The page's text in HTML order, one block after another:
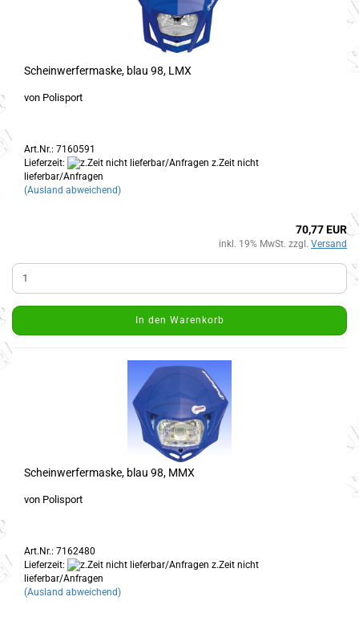
Scheinwerfermaske, blau 98, LMX
von Polisport
Art.Nr.: 7160591
Lieferzeit:
z.Zeit nicht
lieferbar/Anfragen
(Ausland abweichend)
70,77 EUR
inkl. 19% MwSt. zzgl. Versand
In den Warenkorb
Scheinwerfermaske, blau 98, MMX
von Polisport
Art.Nr.: 7162480
Lieferzeit:
z.Zeit nicht
lieferbar/Anfragen
(Ausland abweichend)